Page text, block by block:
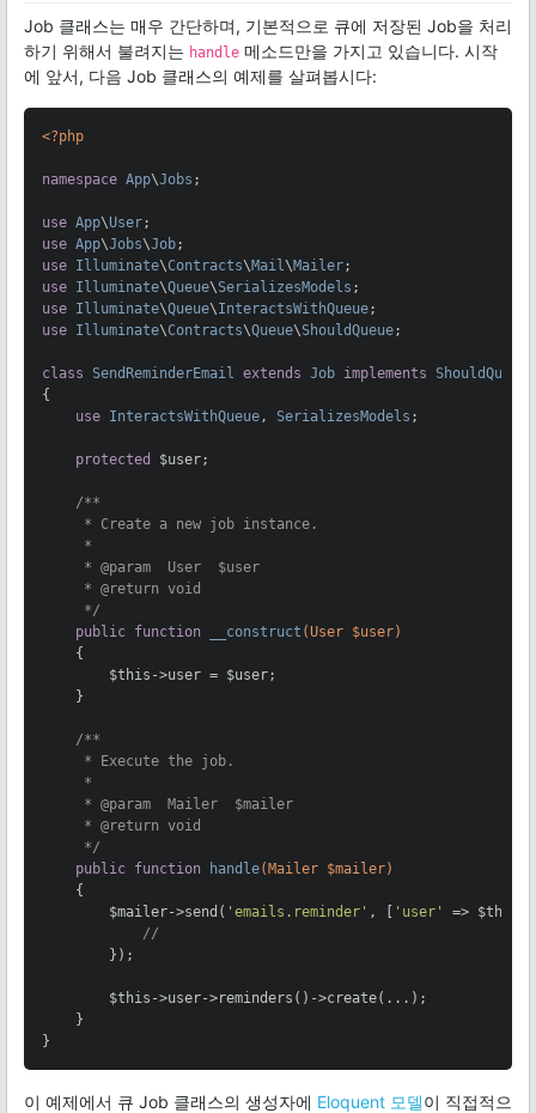
Job 클래스는 매우 간단하며, 기본적으로 큐에 저장된 Job을 처리
하기 위해서 불려지는 handle 메소드만을 가지고 있습니다. 시작
에 앞서, 다음 Job 클래스의 예제를 살펴봅시다:
<?php
namespace App\Jobs ;
use App\User
use App\Jobs\Job
use Illuminate\Contracts\Mail\Mailer
use Illuminate\Queue\SerializesModels
use Illuminate\Queue\InteractsWithQueue
use Illuminate\Contracts\Queue\ShouldQueue ;
class SendReminderEmail extends Job implements
ShouldQueue
{
use InteractsWithQueue , SerializesModels ;
protected $user;
/**
     * Create a new job instance.
     *
     *
@param
  User  $user
     *
@return void
     */
public function __construct (User $user)
{
        $this->user = $user;
    }
/**
     * Execute the job.
     *
     *
@param
  Mailer  $mailer
     *
@return void
     */
public function handle(Mailer $mailer)
{
        $mailer->send(
'emails.reminder' , [ 'user'
=> $this-
//
        });
        $this->user->reminders()->create(...);
    }
}
이 예제에서 큐 Job 클래스의 생성자에 Eloquent 모델이 직접적으